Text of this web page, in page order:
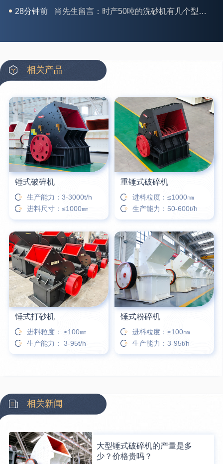
31分钟前 马女士留言：我想咨询一条生产线，你们能做吗？
42分钟前 蒋先生留言：硬岩颚式破碎机带不带电机？
3分钟前 王先生留言：水泥厂熟料能破碎吗？推荐用什么机器？
6分钟前 姚女士留言：这款破碎机一小时产能多大？是用电的还是燃油的？
12分钟前 宋先生留言：50吨左右的制砂机大概什么价位？
16分钟前 柳先生留言：洗石英砂全套设备有哪些？
相关产品
锤式破碎机
生产能力：3-3000t/h
进料尺寸：≤1000㎜
重锤式破碎机
进料粒度：≤1000㎜
生产能力：50-600t/h
锤式打砂机
进料粒度： ≤100㎜
生产能力： 3-95t/h
锤式粉碎机
进料粒度：≤100㎜
生产能力：3-95t/h
相关新闻
大型锤式破碎机的产量是多
少？价格贵吗？